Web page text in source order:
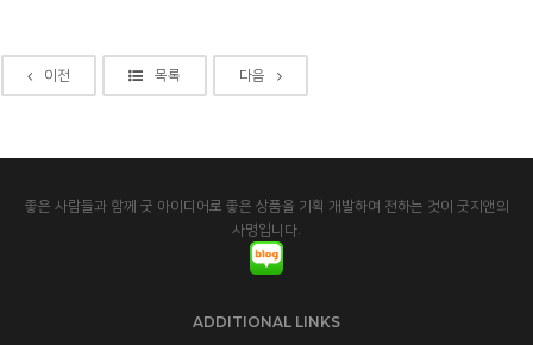
이전 목록 다음
좋은 사람들과 함께 굿 아이디어로 좋은 상품을 기획 개발하여 전하는 것이 굿지앤의
사명입니다.
ADDITIONAL LINKS